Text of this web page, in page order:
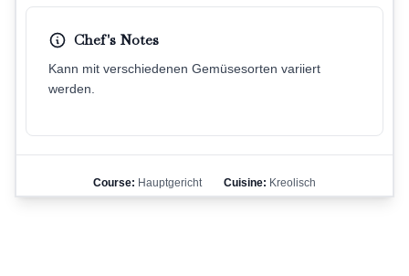
Chef's Notes
Kann mit verschiedenen Gemüsesorten variiert
werden.
Course: Hauptgericht Cuisine: Kreolisch